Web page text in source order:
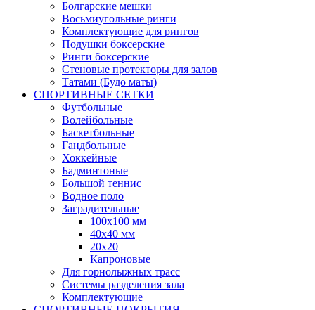
Болгарские мешки
Восьмиугольные ринги
Комплектующие для рингов
Подушки боксерские
Ринги боксерские
Стеновые протекторы для залов
Татами (Будо маты)
СПОРТИВНЫЕ СЕТКИ
Футбольные
Волейбольные
Баскетбольные
Гандбольные
Хоккейные
Бадминтоные
Большой теннис
Водное поло
Заградительные
100х100 мм
40х40 мм
20х20
Капроновые
Для горнолыжных трасс
Системы разделения зала
Комплектующие